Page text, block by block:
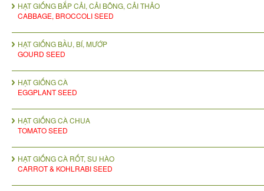
HẠT GIỐNG BẮP CẢI, CẢI BÔNG, CẢI THẢO
CABBAGE, BROCCOLI SEED
HẠT GIỐNG BẦU, BÍ, MƯỚP
GOURD SEED
HẠT GIỐNG CÀ
EGGPLANT SEED
HẠT GIỐNG CÀ CHUA
TOMATO SEED
HẠT GIỐNG CÀ RỐT, SU HÀO
CARROT & KOHLRABI SEED